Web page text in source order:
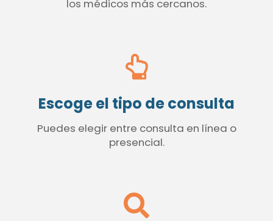
los médicos más cercanos.
Escoge el tipo de consulta
Puedes elegir entre consulta en línea o
presencial.